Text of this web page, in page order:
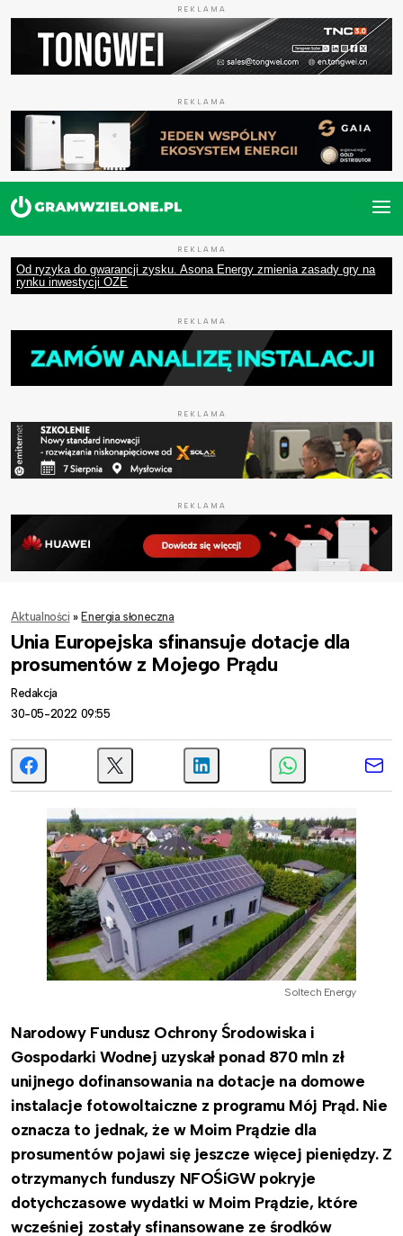
REKLAMA
REKLAMA
REKLAMA
Od ryzyka do gwarancji zysku. Asona Energy zmienia zasady gry na
rynku inwestycji OZE
REKLAMA
REKLAMA
REKLAMA
Aktualności » Energia słoneczna
Unia Europejska sfinansuje dotacje dla
prosumentów z Mojego Prądu
Redakcja
30-05-2022 09:55
Soltech Energy
Narodowy Fundusz Ochrony Środowiska i
Gospodarki Wodnej uzyskał ponad 870 mln zł
unijnego dofinansowania na dotacje na domowe
instalacje fotowoltaiczne z programu Mój Prąd. Nie
oznacza to jednak, że w Moim Prądzie dla
prosumentów pojawi się jeszcze więcej pieniędzy. Z
otrzymanych funduszy NFOŚiGW pokryje
dotychczasowe wydatki w Moim Prądzie, które
wcześniej zostały sfinansowane ze środków